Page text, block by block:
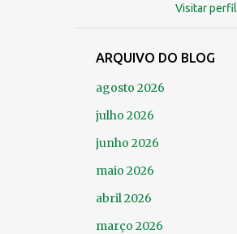
Visitar perfil
ARQUIVO DO BLOG
agosto 2026
julho 2026
junho 2026
maio 2026
abril 2026
março 2026